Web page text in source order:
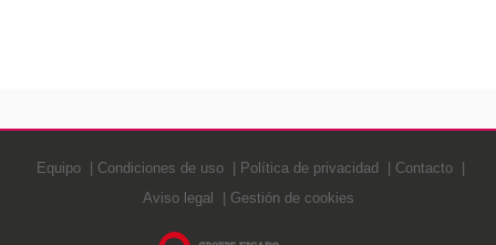
Equipo Condiciones de uso Política de privacidad
Contacto
Aviso legal
Gestión de cookies